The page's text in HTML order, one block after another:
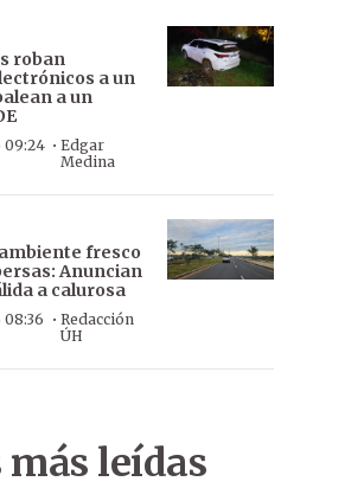
roban
a un
a un
09:24 · Edgar
Medina
fresco
Anuncian
a calurosa
08:36
·Redacción
ÚH
más leídas